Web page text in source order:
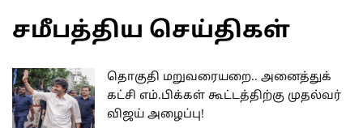
சமீபத்திய செய்திகள்
தொகுதி மறுவரையறை.. அனைத்துக்
கட்சி எம்.பிக்கள் கூட்டத்திற்கு முதல்வர்
விஜய் அழைப்பு!